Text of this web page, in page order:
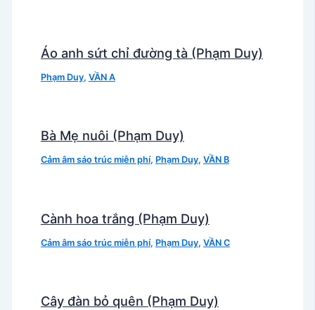
Áo anh sứt chỉ đường tà (Phạm Duy)
Phạm Duy, VẦN A
Bà Mẹ nuôi (Phạm Duy)
Cảm âm sáo trúc miễn phí, Phạm Duy, VẦN B
Cành hoa trắng (Phạm Duy)
Cảm âm sáo trúc miễn phí, Phạm Duy, VẦN C
Cây đàn bỏ quên (Phạm Duy)